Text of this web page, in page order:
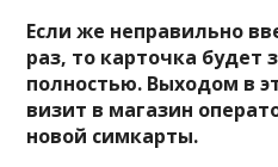
Если же неправильно
раз, то карточка будет
полностью. Выходом в
визит в магазин
новой симкарты.